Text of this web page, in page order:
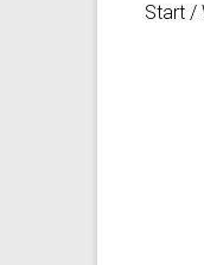
Start /